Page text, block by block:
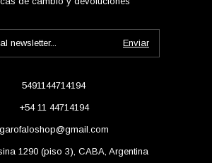
5491144714194
+54 11 44714194
garofaloshop@gmail.com
1290 (piso 3), CABA, Argentina